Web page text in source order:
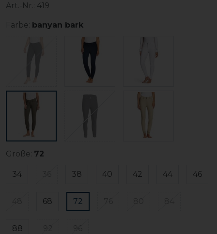
Art.-Nr.: 419
Farbe: banyan bark
Größe: 72
34 38 40 42 44 46
68 72
88